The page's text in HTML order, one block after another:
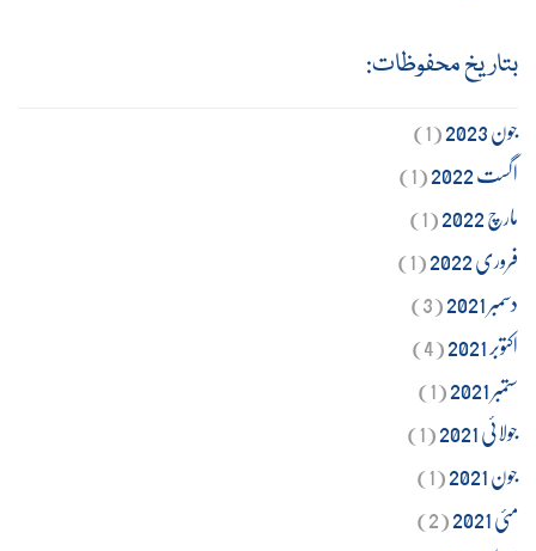
بتاریخ محفوظات:
جون 2023
(1)
اگست 2022
(1)
مارچ 2022
(1)
فروری 2022
(1)
دسمبر 2021
(3)
اکتوبر 2021
(4)
ستمبر 2021
(1)
جولائی 2021
(1)
جون 2021
(1)
مئی 2021
(2)